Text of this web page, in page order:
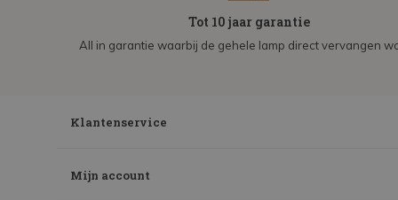
Tot 10 jaar garantie
All in garantie waarbij de gehele lamp direct vervangen
Klantenservice
Mijn account